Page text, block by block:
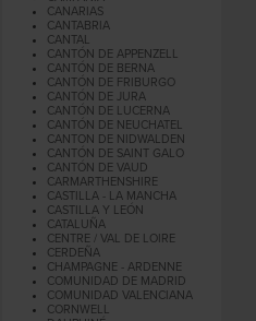
CANARIAS
CANTABRIA
CANTAL
CANTÓN DE APPENZELL
CANTÓN DE BERNA
CANTÓN DE FRIBURGO
CANTÓN DE JURA
CANTÓN DE LUCERNA
CANTÓN DE NEUCHATEL
CANTON DE NIDWALDEN
CANTÓN DE SAINT GALO
CANTÓN DE VAUD
CARMARTHENSHIRE
CASTILLA - LA MANCHA
CASTILLA Y LEÓN
CATALUÑA
CENTRE / VAL DE LOIRE
CERDEÑA
CHAMPAGNE - ARDENNE
COMUNIDAD DE MADRID
COMUNIDAD VALENCIANA
CORNWELL